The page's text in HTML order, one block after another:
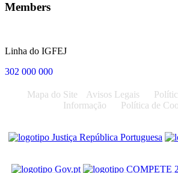
Members
Linha do IGFEJ
302 000 000
Mapa do Site Avisos Legais
Informação
Política de